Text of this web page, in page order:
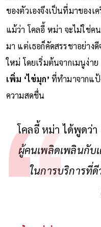
ของตัวเองจึงเป็นที่มาของเ
แม้ว่า โคลอี้ หม่า จะไม่ใช่
มา แต่เธอก็คัดสรรชาอย่าง
ใหม่ โดยเริ่มต้นจากเมนูง่า
เพิ่ม ‘ไข่มุก’ที่ทำมาจากแ
ความสดชื่น
โคลอี้ หม่า ได้พูดว่า
ผู้คนเพลิดเพลินกับ
ในการบริการที่